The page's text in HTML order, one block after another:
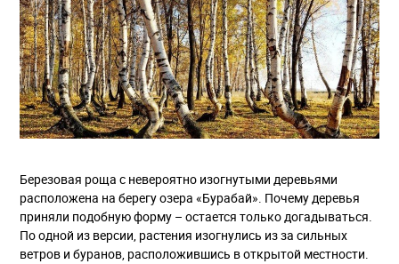
Березовая роща с невероятно изогнутыми деревьями
расположена на берегу озера «Бурабай». Почему деревья
приняли подобную форму – остается только догадываться.
По одной из версии, растения изогнулись из за сильных
ветров и буранов, расположившись в открытой местности.